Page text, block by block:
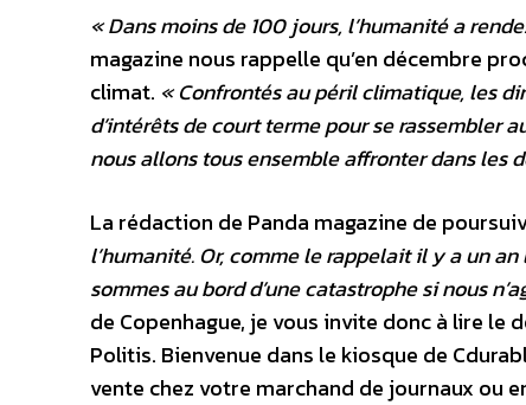
« Dans moins de 100 jours, l’humanité a
magazine nous rappelle qu’en décembre
climat. « Confrontés au péril climatique, les
d’intérêts de court terme pour se rassembler
nous allons tous ensemble affronter dans les
La rédaction de Panda magazine de
l’humanité. Or, comme le rappelait il y a un
sommes au bord d’une catastrophe si nous
de Copenhague, je vous invite donc à lire le
Politis. Bienvenue dans le kiosque de
vente chez votre marchand de journaux ou